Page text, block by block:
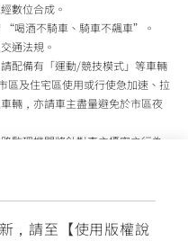
，請至【使用版權說
數位合成。
“喝酒不騎車、騎車不飆車”。
通法規。
配備有「運動/競技模式」等車輛
區及住宅區使用或行使急加速、拉
輛，亦請車主盡量避免於市區夜
監理機關將針對車主擾寧之行為
生活安寧。